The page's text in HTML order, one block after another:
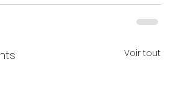
Voir tout